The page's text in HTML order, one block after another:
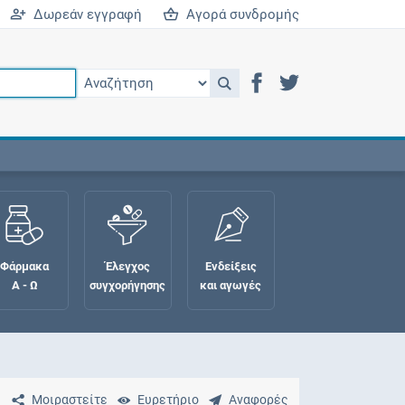
Δωρεάν εγγραφή Αγορά συνδρομής
Φάρμακα
Α - Ω
Έλεγχος
συγχορήγησης
Ενδείξεις
και αγωγές
Μοιραστείτε Ευρετήριο Αναφορές